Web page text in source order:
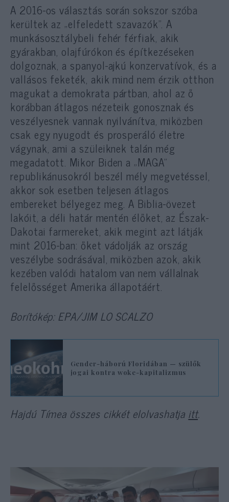
A 2016-os választás során sokszor szóba
kerültek az „elfeledett szavazók”. A
munkásosztálybeli fehér férfiak, akik
gyárakban, olajfúrókon és építkezéseken
dolgoznak, a spanyol-ajkú konzervatívok, és a
vallásos feketék, akik mind nem érzik otthon
magukat a demokrata pártban, ahol az ő
korábban átlagos nézeteik gonosznak és
veszélyesnek vannak nyilvánítva, miközben
csak egy nyugodt és prosperáló életre
vágynak, ami a szüleiknek talán még
megadatott. Mikor Biden a „MAGA”
republikánusokról beszél mély megvetéssel,
akkor sok esetben teljesen átlagos
embereket bélyegez meg. A Biblia-övezet
lakóit, a déli határ mentén élőket, az Észak-
Dakotai farmereket, akik megint azt látják
mint 2016-ban: őket vádolják az ország
veszélybe sodrásával, miközben azok, akik
kezében valódi hatalom van nem vállalnak
felelősséget Amerika állapotáért.
Borítókép: EPA/JIM LO SCALZO
Gender-háború Floridában — szülők
jogai kontra woke-kapitalizmus
Hajdú Tímea összes cikkét elolvashatja itt.